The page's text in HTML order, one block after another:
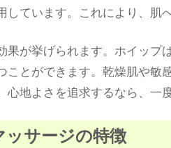
ています。これにより、肌
が挙げられます。ホイッ
とができます。乾燥肌や
地よさを追求するなら、一
サージの特徴